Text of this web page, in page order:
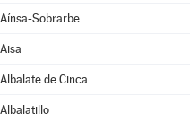
Aínsa-Sobrarbe
Aisa
Albalate de Cinca
Albalatillo